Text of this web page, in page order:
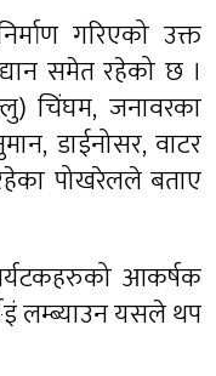
गरिएको उक्त
समेत रहेको छ ।
चिंघम, जनावरका
डाईनोसर, वाटर
पोखरेलले बताए
आकर्षक
लम्ब्याउन यसले थप